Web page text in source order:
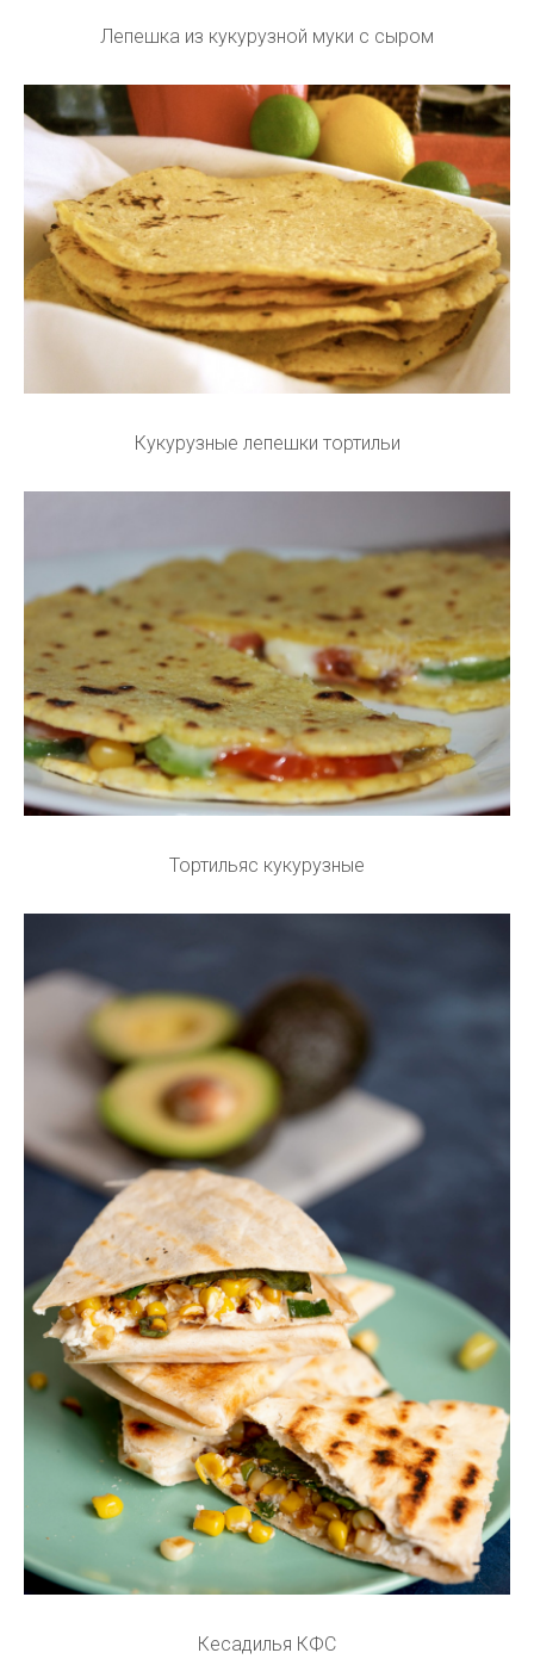
Лепешка из кукурузной муки с сыром
Кукурузные лепешки тортильи
Тортильяс кукурузные
Кесадилья КФС